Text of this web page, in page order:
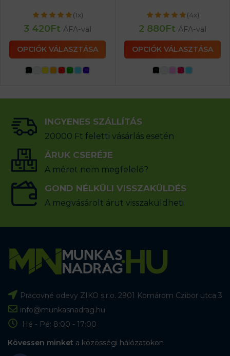
(1x)
3 420Ft ÁFA-val
OPCIÓK VÁLASZTÁSA
(4x)
2 880Ft ÁFA-val
OPCIÓK VÁLASZTÁSA
INGYENES SZÁLLÍTÁS
20000 Ft feletti vásárlás esetén
ÁRUK CSERÉJE
A méret nem megfelelő?
GOND NÉLKÜLI VISSZAKÜLDÉS
A megvásárolt árut visszaküldheti
Pracovné odevy ZIKO s.r.o. 2901 Komárom Czibor utca 3
info@munkasnadrag.hu
Hé - Pé: 8:00 - 17:00
Kövessen minket a közösségi hálózatokon